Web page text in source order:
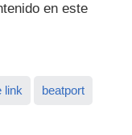
en este
link beatport